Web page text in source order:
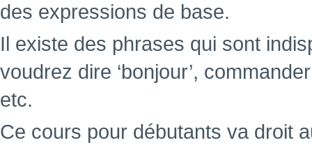
des expressions de base.
Il existe des phrases qui sont
voudrez dire ‘bonjour’,
etc.
Ce cours pour débutants va droit